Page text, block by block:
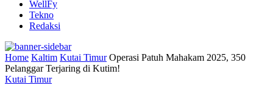
WellFy
Tekno
Redaksi
Home Kaltim Kutai Timur Operasi Patuh Mahakam 2025, 350
Pelanggar Terjaring di Kutim!
Kutai Timur